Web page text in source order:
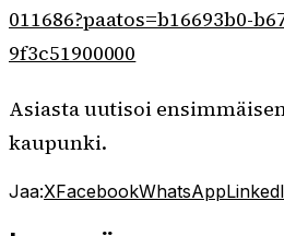
011686?paatos=b16693b0-
9f3c51900000
Asiasta uutisoi
kaupunki.
Jaa:XFacebookWhatsApp